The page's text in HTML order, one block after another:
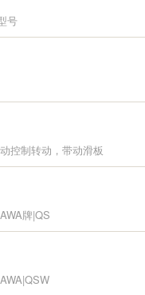
号
控制转动，带动滑板
牌|QS